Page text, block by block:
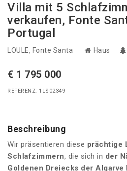
Villa mit 5
verkaufen, Fonte
Portugal
LOULE, Fonte Santa Haus
€ 1 795 000
REFERENZ: 1LS02349
Beschreibung
Wir präsentieren diese prächtige
Schlafzimmern, die sich in der
Goldenen Dreiecks der Algarve